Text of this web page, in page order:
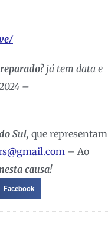
já tem data e
–
Sul, que representam
– Ao
causa!
Facebook